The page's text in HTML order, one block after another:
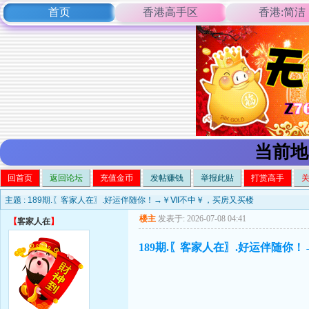
首页 香港高手区 香港:简洁
当前
回首页 返回论坛 充值金币 发帖赚钱 举报此贴 打赏高手
主题 : 189期.〖客家人在〗.好运伴随你！→￥Ⅶ不中￥，买房又买楼
【客家人在】 楼主 发表于: 2026-07-08 04:41
189期.〖客家人在〗.好运伴随你